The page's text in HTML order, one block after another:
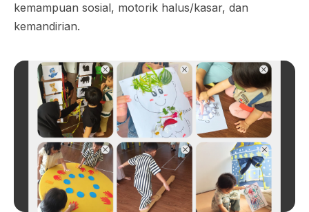
kemampuan sosial, motorik halus/kasar, dan
kemandirian.